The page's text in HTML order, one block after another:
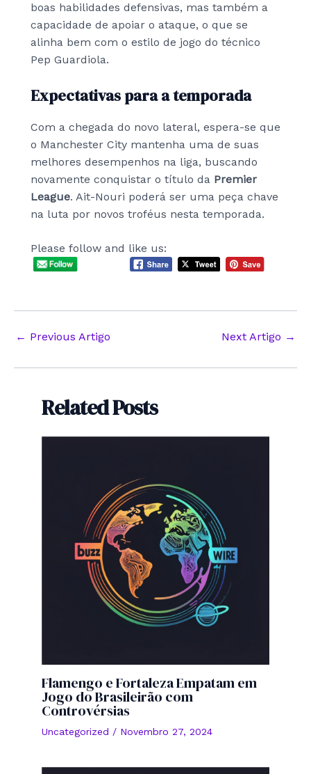
boas habilidades defensivas, mas também a
capacidade de apoiar o ataque, o que se
alinha bem com o estilo de jogo do técnico
Pep Guardiola.
Expectativas para a temporada
Com a chegada do novo lateral, espera-se que
o Manchester City mantenha uma de suas
melhores desempenhos na liga, buscando
novamente conquistar o título da Premier
League. Ait-Nouri poderá ser uma peça chave
na luta por novos troféus nesta temporada.
Please follow and like us:
Post
← Previous Artigo Next Artigo →
Related Posts
Flamengo e Fortaleza Empatam em
Jogo do Brasileirão com
Controvérsias
Uncategorized / Novembro 27, 2024